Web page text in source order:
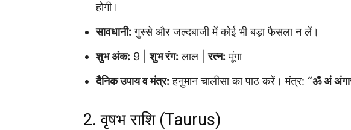
होगी।
सावधानी: गुस्से और जल्दबाजी में कोई भी बड़ा फैसला न लें।
शुभ अंक: 9 |शुभ रंग: लाल |रत्न: मूंगा
दैनिक उपाय व मंत्र: हनुमान चालीसा का पाठ करें। मंत्र: “ॐ अं
2. वृषभ राशि (Taurus)